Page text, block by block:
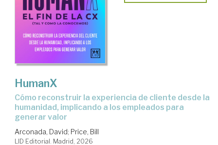
HumanX
Cómo reconstruir la experiencia de cliente desde la
humanidad, implicando a los empleados para
generar valor
Arconada, David; Price, Bill
LID Editorial. Madrid, 2026